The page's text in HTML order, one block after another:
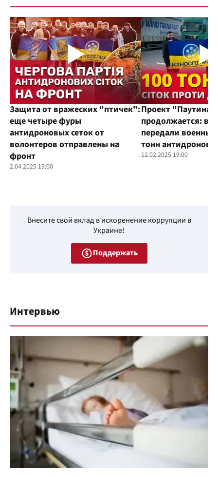
Защита от вражеских "птичек":
еще четыре фуры
антидроновых сеток от
волонтеров отправлены на
фронт
2.04.2025 19:00
Проект "Паутина"
продолжается:
передали
тонн
12.02.2025 19:00
Внесите свой вклад в искоренение коррупции в
Украине!
Поддержать
Интервью